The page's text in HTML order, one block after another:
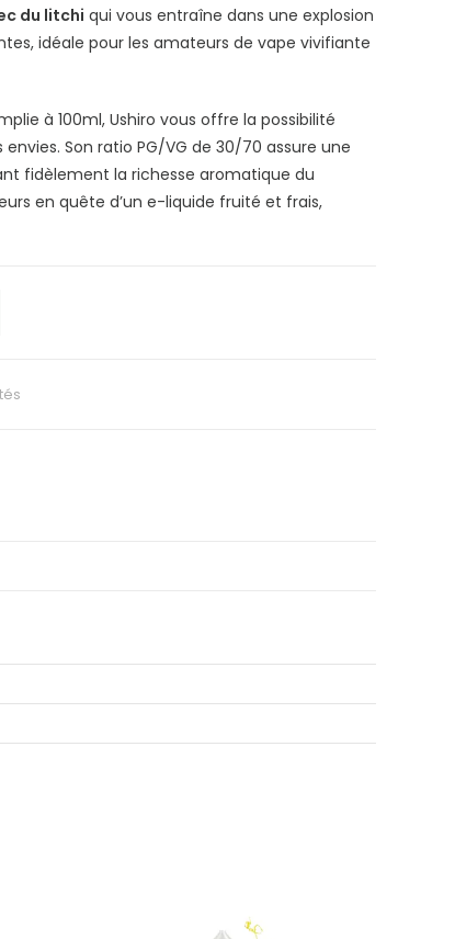
du litchi qui vous entraîne dans une explosion
idéale pour les amateurs de vape vivifiante
à 100ml, Ushiro vous offre la possibilité
Son ratio PG/VG de 30/70 assure une
fidèlement la richesse aromatique du
en quête d’un e-liquide fruité et frais,